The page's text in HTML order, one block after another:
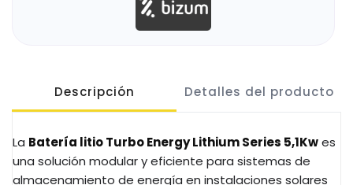
Descripción Detalles del producto
La Batería litio Turbo Energy Lithium Series 5,1Kwes
una solución modular y eficiente para sistemas de
almacenamiento de energía en instalaciones solares